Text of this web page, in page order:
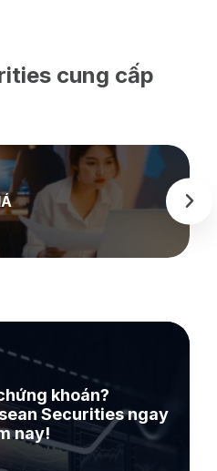
cung cấp
khoán?
Securities ngay
nay!